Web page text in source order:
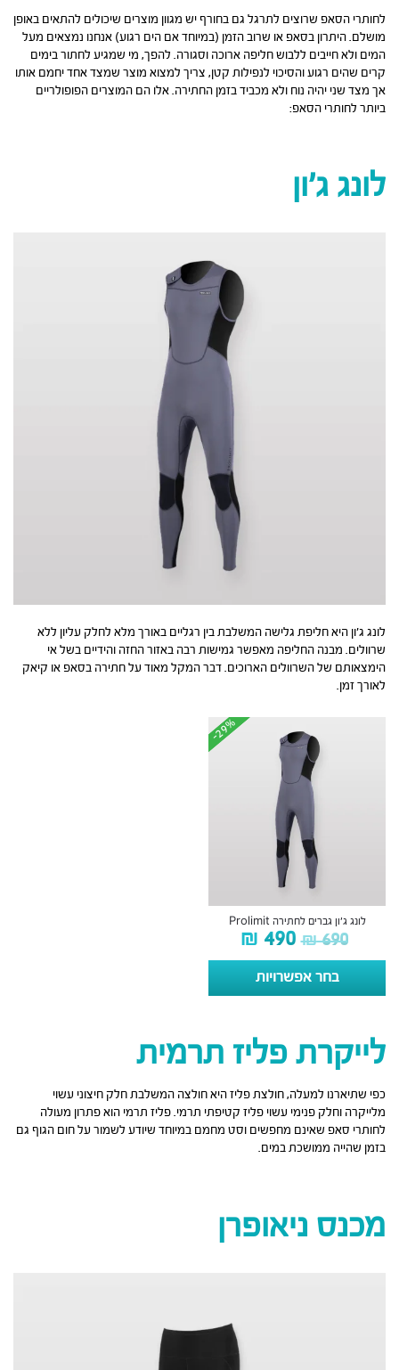
לחותרי הסאפ שרוצים לתרגל גם בחורף יש מגוון מוצרים שיכולים להתאים באופן
מושלם. היתרון בסאפ או שרוב הזמן (במיוחד אם הים רגוע) אנחנו נמצאים מעל
המים ולא חייבים ללבוש חליפה ארוכה וסגורה. להפך, מי שמגיע לחתור בימים
קרים שהים רגוע והסיכוי לנפילות קטן, צריך למצוא מוצר שמצד אחד יחמם אותו
אך מצד שני יהיה נוח ולא מכביד בזמן החתירה. אלו הם המוצרים הפופולריים
ביותר לחותרי הסאפ:
לונג ג’ון
לונג ג’ון היא חליפת גלישה המשלבת בין רגליים באורך מלא לחלק עליון ללא
שרוולים. מבנה החליפה מאפשר גמישות רבה באזור החזה והידיים בשל אי
הימצאותם של השרוולים הארוכים. דבר המקל מאוד על חתירה בסאפ או קיאק
לאורך זמן.
-29%
-29%
לונג ג׳ון גברים לחתירה Prolimit
₪690
₪ 490
בחר אפשרויות
לייקרת פליז תרמית
כפי שתיארנו למעלה, חולצת פליז היא חולצה המשלבת חלק חיצוני עשוי
מלייקרה וחלק פנימי עשוי פליז קטיפתי תרמי. פליז תרמי הוא פתרון מעולה
לחותרי סאפ שאינם מחפשים וסט מחמם במיוחד שיודע לשמור על חום הגוף גם
בזמן שהייה ממושכת במים.
מכנס ניאופרן